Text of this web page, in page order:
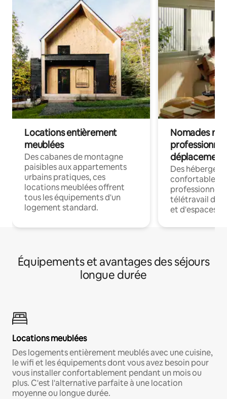
Locations entièrement
meublées
Des cabanes de montagne
paisibles aux appartements
urbains pratiques, ces
locations meublées offrent
tous les équipements d'un
logement standard.
Nomades
déplacement
Des
confortables
professionnels
télétravail
et d'espaces
Équipements et avantages des séjours
longue durée
Locations meublées
Des logements entièrement meublés avec une cuisine,
le wifi et les équipements dont vous avez besoin pour
vous installer confortablement pendant un mois ou
plus. C'est l'alternative parfaite à une location
moyenne ou longue durée.